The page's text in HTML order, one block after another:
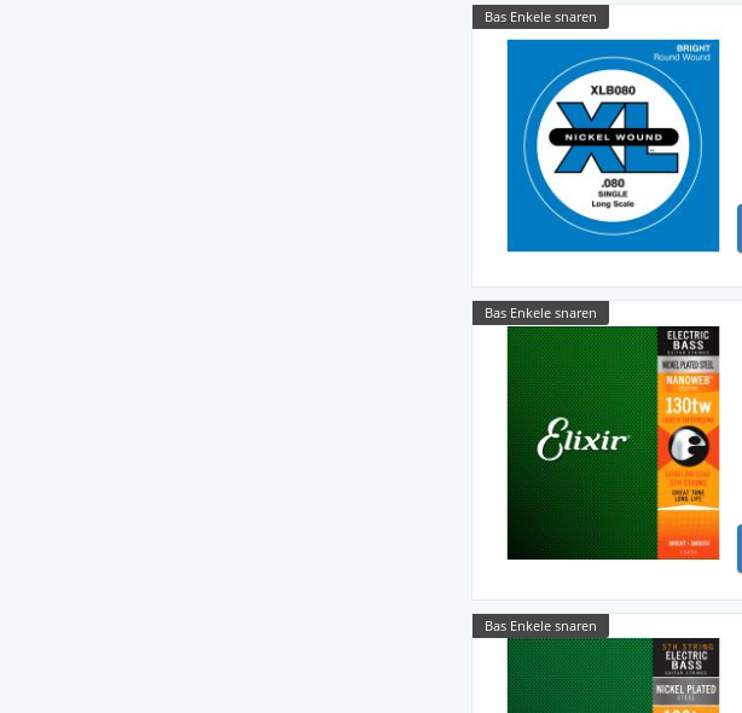
Bas Enkele snaren
Bas Enkele snaren
Bas Enkele snaren